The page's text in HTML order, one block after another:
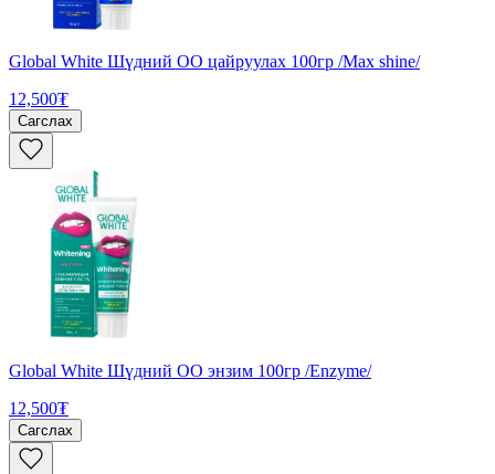
Global White Шүдний ОО цайруулах 100гр /Max shine/
12,500₮
Сагслах
Global White Шүдний ОО энзим 100гр /Enzyme/
12,500₮
Сагслах